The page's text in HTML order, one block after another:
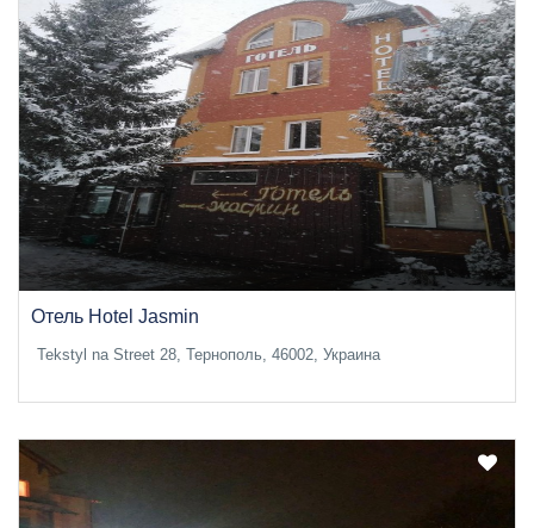
Отель Hotel Jasmin
Tekstyl na Street 28, Тернополь, 46002, Украина